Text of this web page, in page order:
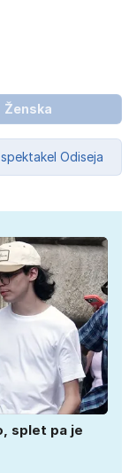
Ženska
Odiseja
splet pa je